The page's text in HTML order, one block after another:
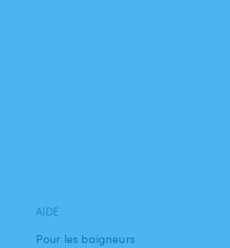
AIDE
Pour les baigneurs